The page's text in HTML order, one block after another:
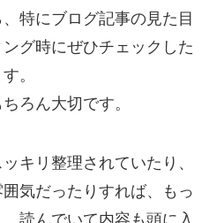
特にブログ記事の見た目
グ時にぜひチェックした
。
ろん大切です。
キリ整理されていたり、
気だったりすれば、もっ